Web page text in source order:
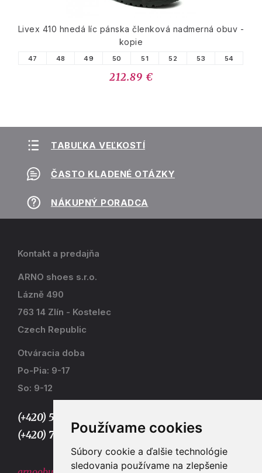
Používame cookies
Súbory cookie a ďalšie technológie
sledovania používame na zlepšenie
Livex 410 hnedá líc pánska členková nadmerná obuv -
kopie
47 48 49 50 51 52 53 54
212.89 €
TABUĽKA VEĽKOSTÍ
ČASTO KLADENÉ OTÁZKY
NÁKUPNÝ PORADCA
Kontakt a predajňa
ARNO shoes s.r.o.
Lázně 490
763 14 Zlín - Kostelec
Czech Republic
Otváracia doba
Po-Pia: 9-17
So: 9-12
(+420) 577 915 036,
(+420) 773 667 390